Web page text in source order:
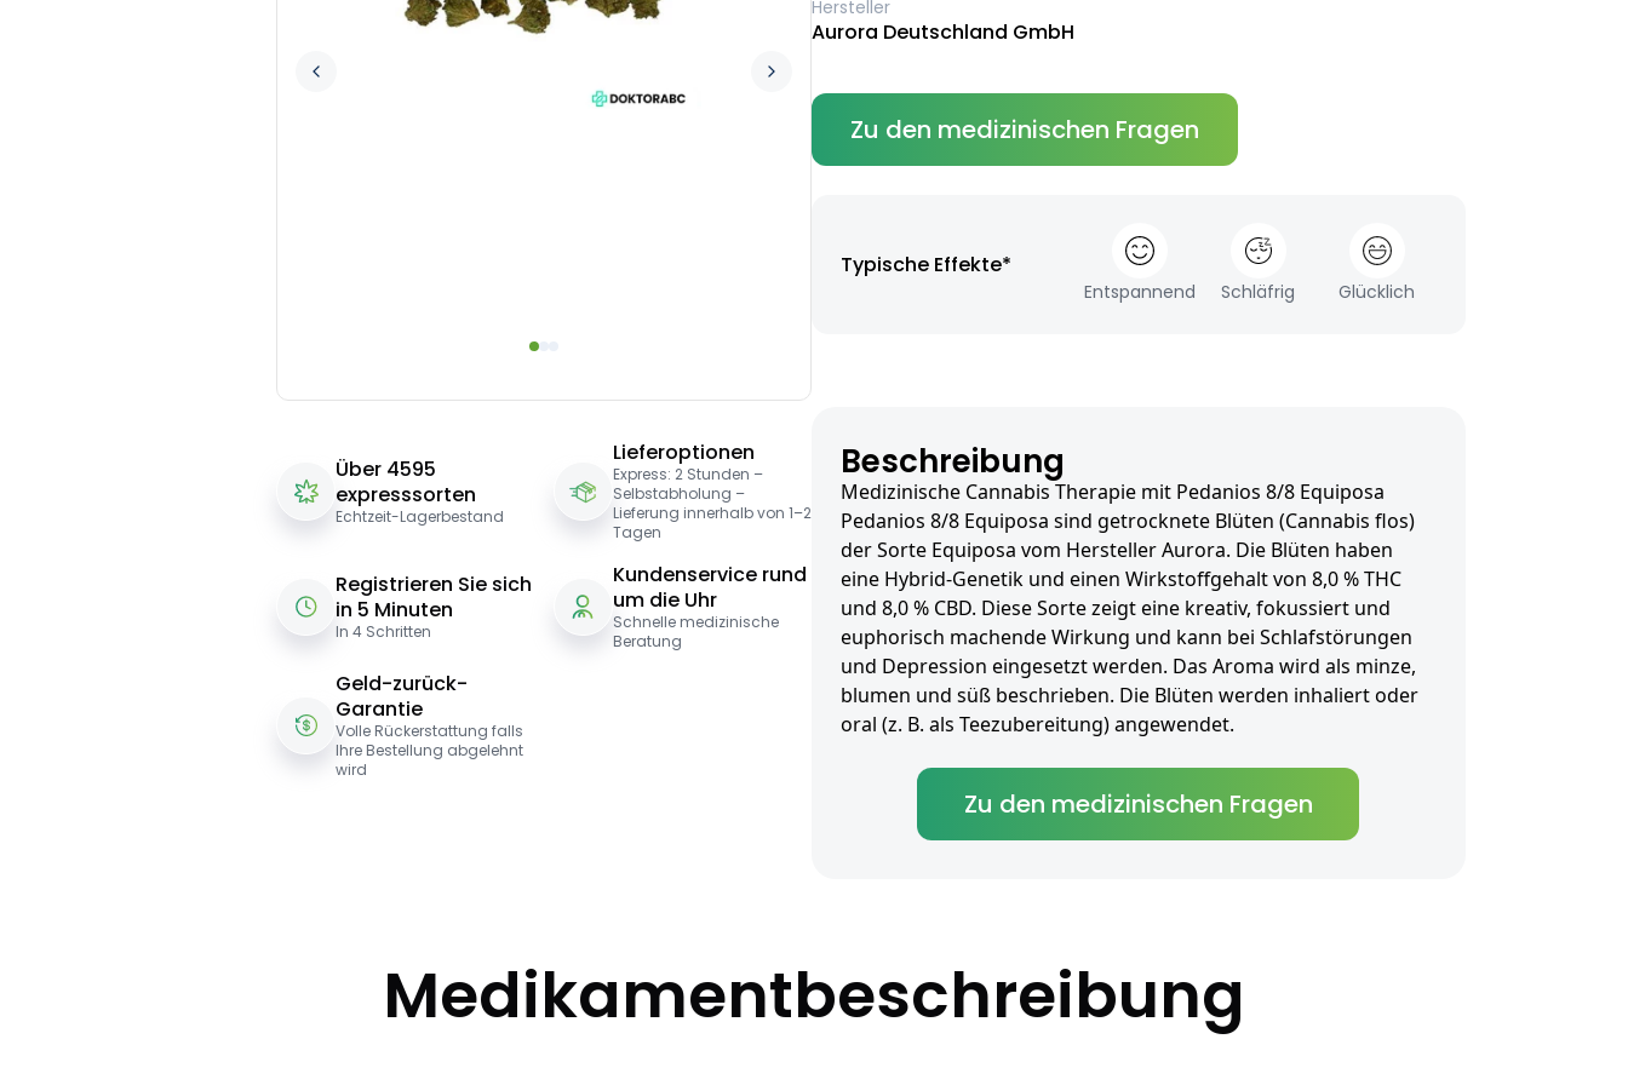
Über 4595
expresssorten
Echtzeit-Lagerbestand
Lieferoptionen
Express: 2 Stunden –
Selbstabholung –
Lieferung innerhalb von 1–2
Tagen
Registrieren Sie sich
in 5 Minuten
In 4 Schritten
Kundenservice rund
um die Uhr
Schnelle medizinische
Beratung
Geld-zurück-
Garantie
Volle Rückerstattung falls
Ihre Bestellung abgelehnt
wird
Hersteller
Aurora Deutschland GmbH
Zu den medizinischen Fragen
Typische Effekte*
Entspannend Schläfrig Glücklich
Beschreibung
Medizinische Cannabis Therapie mit Pedanios 8/8 Equiposa
Pedanios 8/8 Equiposa sind getrocknete Blüten (Cannabis flos)
der Sorte Equiposa vom Hersteller Aurora. Die Blüten haben
eine Hybrid-Genetik und einen Wirkstoffgehalt von 8,0 % THC
und 8,0 % CBD. Diese Sorte zeigt eine kreativ, fokussiert und
euphorisch machende Wirkung und kann bei Schlafstörungen
und Depression eingesetzt werden. Das Aroma wird als minze,
blumen und süß beschrieben. Die Blüten werden inhaliert oder
oral (z. B. als Teezubereitung) angewendet.
Zu den medizinischen Fragen
Medikamentbeschreibung